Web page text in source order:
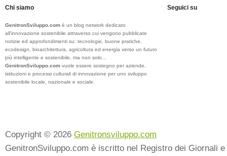
Chi siamo
GenitronSviluppo.com è un blog network dedicato
all’innovazione sostenibile attraverso cui vengono pubblicate
notizie ed approfondimenti su: tecnologie, buone pratiche,
ecodesign, bioarchitettura, agricoltura ed energia verso un futuro
più intelligente e sostenibile, ma non solo...
GenitronSviluppo.com vuole essere sostegno per aziende,
istituzioni e processi culturali di innovazione per uno sviluppo
sostenibile locale, nazionale e sociale.
Seguici su
Copyright © 2026 Genitronsviluppo.com
GenitronSviluppo.com è iscritto nel Registro dei Giornali